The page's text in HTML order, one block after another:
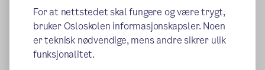
For at nettstedet skal fungere og være trygt,
bruker Osloskolen informasjonskapsler. Noen
er teknisk nødvendige, mens andre sikrer ulik
funksjonalitet.
Publisert: 06.04.2017 Endret: 01.02.2018